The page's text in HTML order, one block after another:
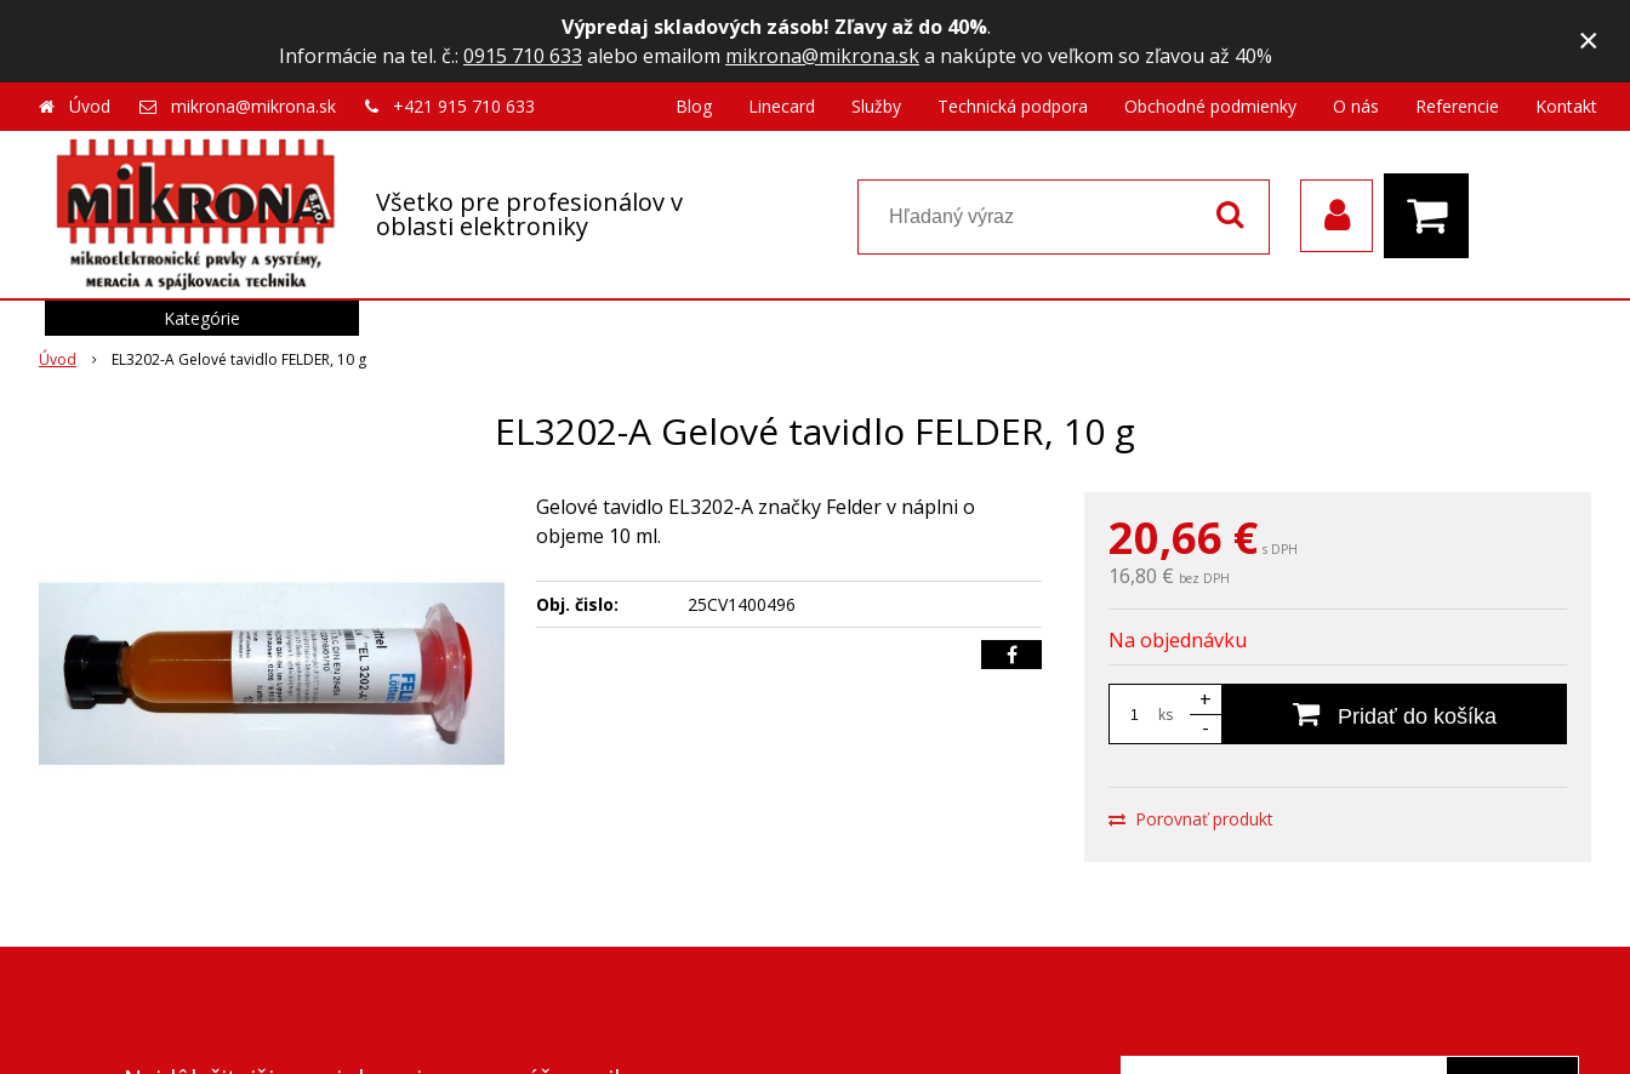
Výpredaj skladových zásob! Zľavy až do 40%.
Informácie na tel. č.: 0915 710 633 alebo emailom mikrona@mikrona.ska nakúpte vo veľkom so zľavou až 40% ×
Všetko pre profesionálov v
oblasti elektroniky
Úvod mikrona@mikrona.sk +421 915 710 633 Blog Linecard Služby Technická podpora Obchodné podmienky O nás Referencie Kontakt
Úvod EL3202-A Gelové tavidlo FELDER, 10 g
EL3202-A Gelové tavidlo FELDER, 10 g
20,66 € s DPH
16,80 € bez DPH
Na objednávku
ks
+
-
Pridať do košíka
Porovnať produkt
Gelové tavidlo EL3202-A značky Felder v náplni o
objeme 10 ml.
Obj. čislo: 25CV1400496
Kategórie